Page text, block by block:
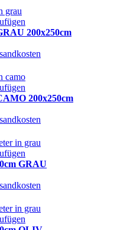
200x250cm
200x250cm
GRAU